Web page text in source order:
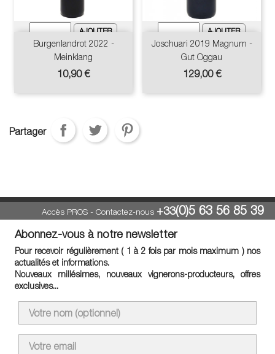
Burgenlandrot 2022 -
Meinklang
Prix
10,90 €
Joschuari 2019 Magnum -
Gut Oggau
Prix
129,00 €
Partager
Accès PROS- Contactez-nous +33(0)5 63 56 85 39
Abonnez-vous à notre newsletter
Pour recevoir régulièrement ( 1 à 2 fois par mois maximum ) nos
actualités et informations.
Nouveaux millésimes, nouveaux vignerons-producteurs, offres
exclusives...